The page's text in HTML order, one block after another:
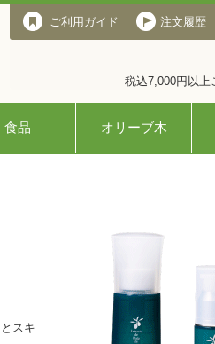
ご利用ガイド 注文履歴
税込7,000円以上
食品 オリーブ木
スキ